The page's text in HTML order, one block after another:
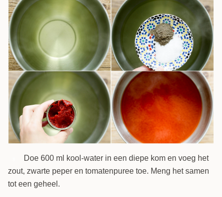
Doe 600 ml kool-water in een diepe kom en voeg het
zout, zwarte peper en tomatenpuree toe. Meng het samen
tot een geheel.